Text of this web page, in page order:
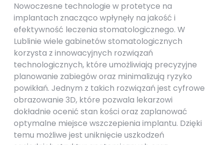
Nowoczesne technologie w protetyce na
implantach znacząco wpłynęły na jakość i
efektywność leczenia stomatologicznego. W
Lublinie wiele gabinetów stomatologicznych
korzysta z innowacyjnych rozwiązań
technologicznych, które umożliwiają precyzyjne
planowanie zabiegów oraz minimalizują ryzyko
powikłań. Jednym z takich rozwiązań jest cyfrowe
obrazowanie 3D, które pozwala lekarzowi
dokładnie ocenić stan kości oraz zaplanować
optymalne miejsce wszczepienia implantu. Dzięki
temu możliwe jest uniknięcie uszkodzeń